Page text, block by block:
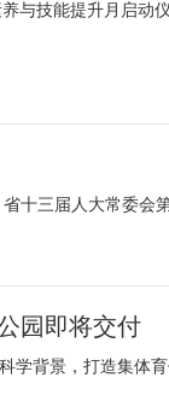
与技能提升月启动
十三届人大常委会
园即将交付
学背景，打造集体